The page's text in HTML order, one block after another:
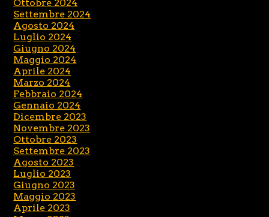
Ottobre 2024
Settembre 2024
Agosto 2024
Luglio 2024
Giugno 2024
Maggio 2024
Aprile 2024
Marzo 2024
Febbraio 2024
Gennaio 2024
Dicembre 2023
Novembre 2023
Ottobre 2023
Settembre 2023
Agosto 2023
Luglio 2023
Giugno 2023
Maggio 2023
Aprile 2023